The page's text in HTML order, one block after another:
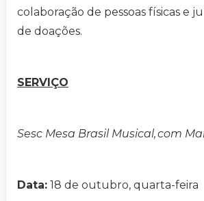
colaboração de pessoas físicas e
de doações.
SERVIÇO
Sesc Mesa Brasil Musical, com
Data: 18 de outubro, quarta-feira